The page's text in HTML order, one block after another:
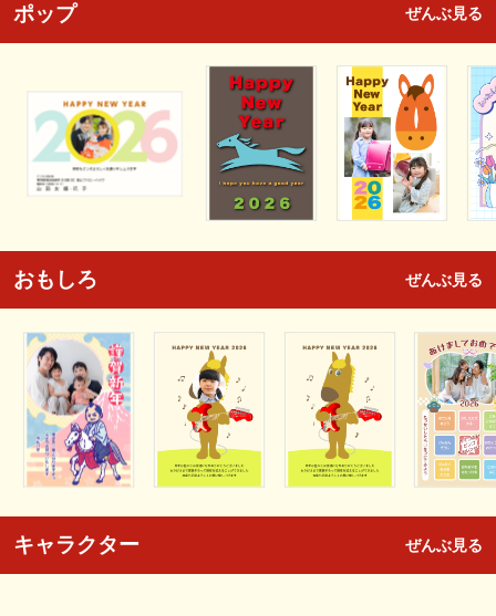
ポップ ぜんぶ見る
おもしろ ぜんぶ見る
キャラクター ぜんぶ見る